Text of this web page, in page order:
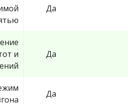
Да
и
Да
Да